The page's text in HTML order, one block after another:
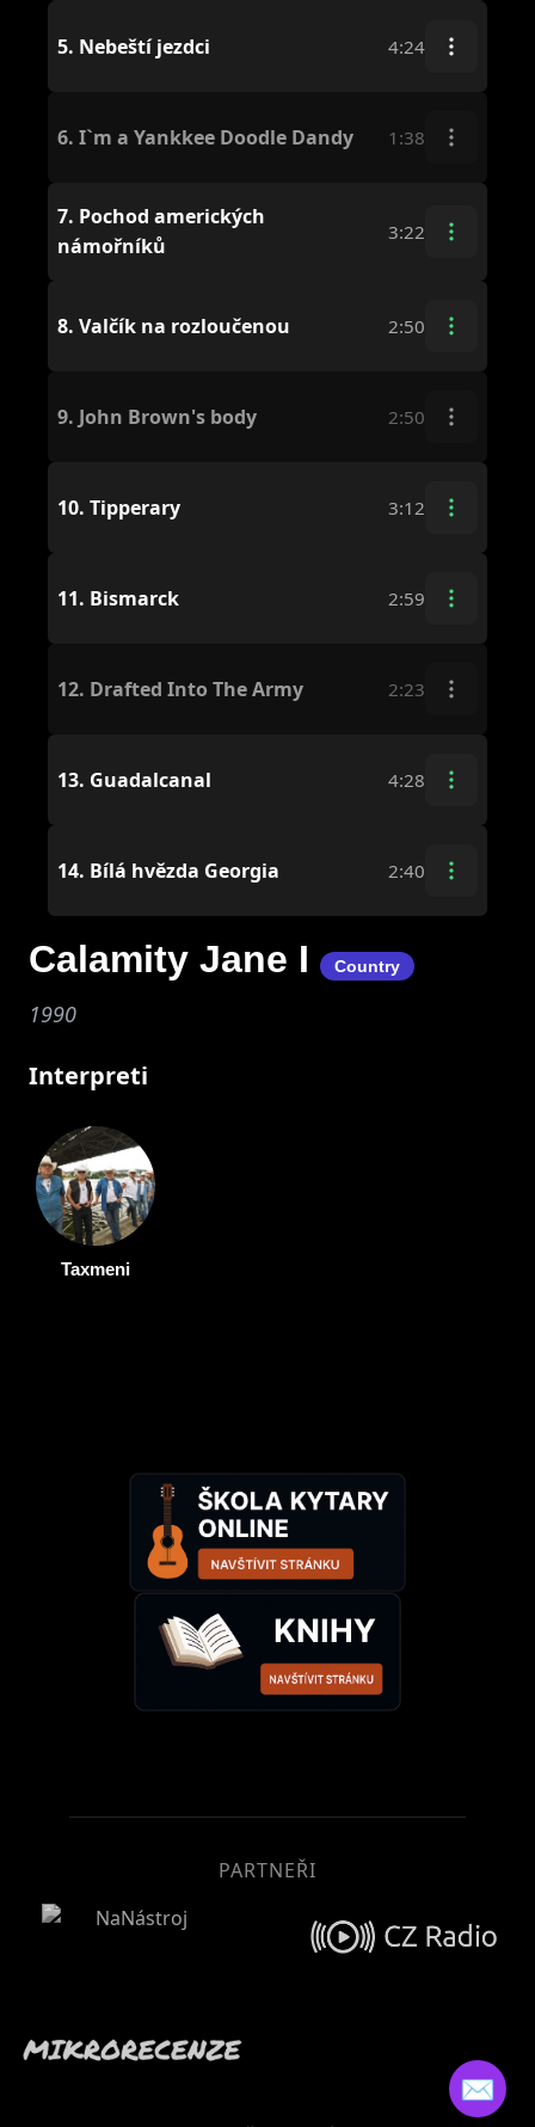
5. Nebeští jezdci 4:24
6. I`m a Yankkee Doodle Dandy 1:38
7. Pochod amerických
námořníků
3:22
8. Valčík na rozloučenou 2:50
9. John Brown's body 2:50
10. Tipperary 3:12
11. Bismarck 2:59
12. Drafted Into The Army 2:23
13. Guadalcanal 4:28
14. Bílá hvězda Georgia 2:40
Calamity Jane I Country
1990
Interpreti
Taxmeni
PARTNEŘI
✉️